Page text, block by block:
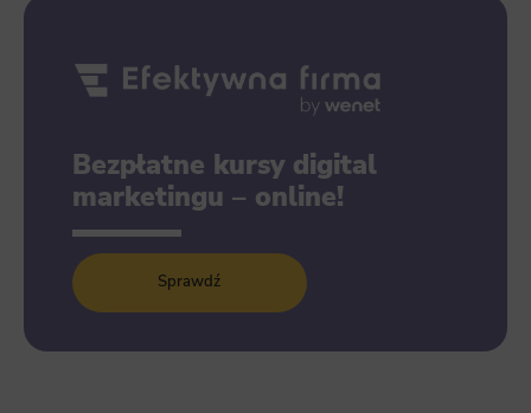
Bezpłatne kursy digital
marketingu – online!
Sprawdź